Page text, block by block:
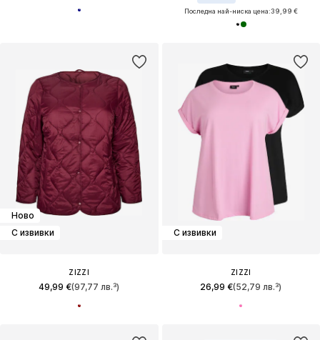
Последна най-ниска цена:39,99 €
Ново
С извивки
ZIZZI
49,99 €(97,77 лв.³)
С извивки
ZIZZI
26,99 €(52,79 лв.³)